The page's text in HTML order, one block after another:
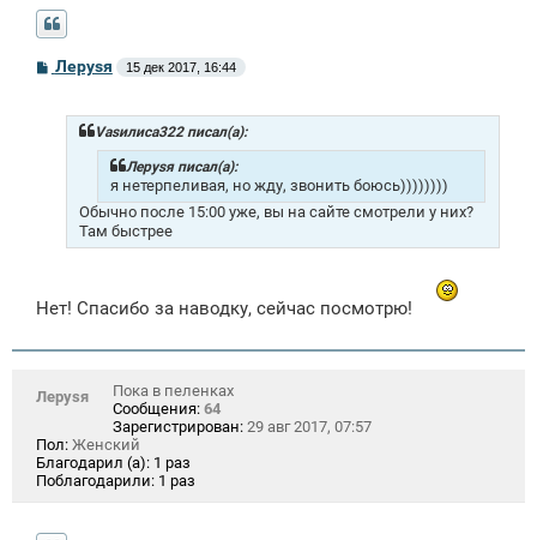
С
о
Лeрysя 15 дек 2017, 16:44
Vasилиса322 писал(а):
Лeрysя писал(а):
я нетерпеливая, но жду, звонить боюсь))))))))
Обычно после 15:00 уже, вы на сайте смотрели у них?
Там быстрее
Нет! Спасибо за наводку, сейчас посмотрю!
Лeрysя
Пока в пеленках
Сообщения: 64
Зарегистрирован: 29 авг 2017, 07:57
Пол: Женский
Благодарил (а): 1 раз
Поблагодарили: 1 раз